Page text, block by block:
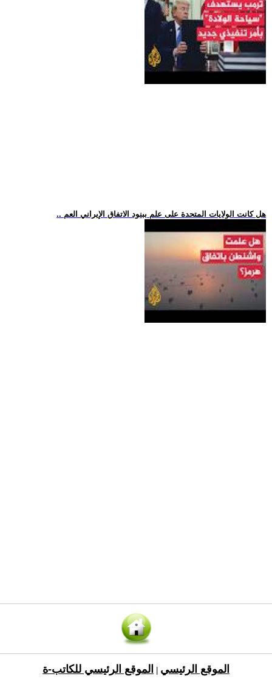
.. هل كانت الولايات المتحدة على علم ببنود الاتفاق الإيراني العم
الموقع الرئيسي الموقع الرئيسي للكاتب-ة